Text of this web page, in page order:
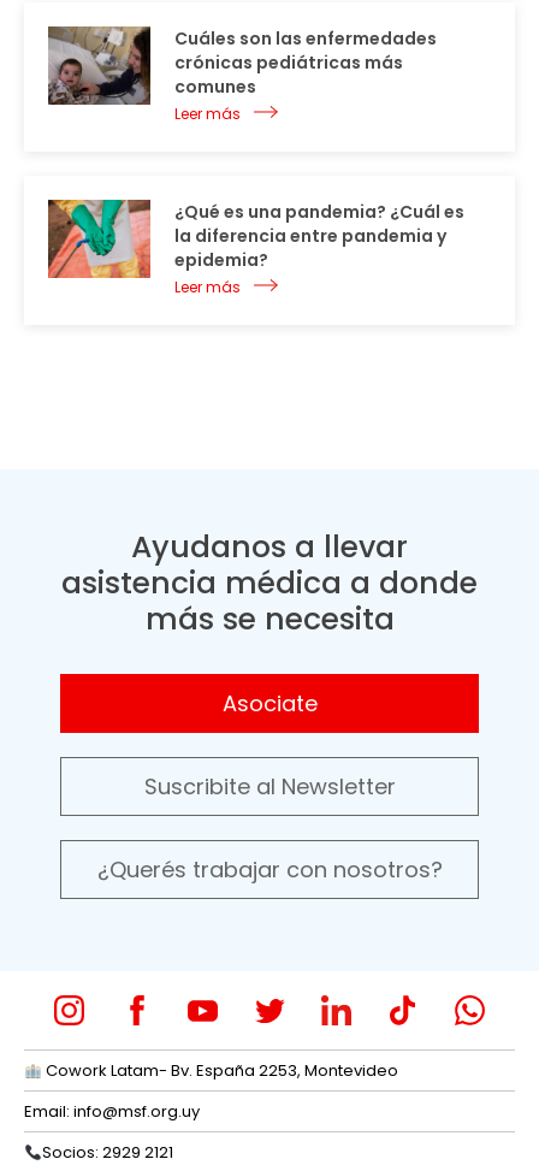
Cuáles son las enfermedades
crónicas pediátricas más
comunes
Leer más
¿Qué es una pandemia? ¿Cuál es
la diferencia entre pandemia y
epidemia?
Leer más
Ayudanos a llevar
asistencia médica a donde
más se necesita
Asociate
Suscribite al Newsletter
¿Querés trabajar con nosotros?
Cowork Latam- Bv. España 2253, Montevideo
Email: info@msf.org.uy
Socios: 2929 2121